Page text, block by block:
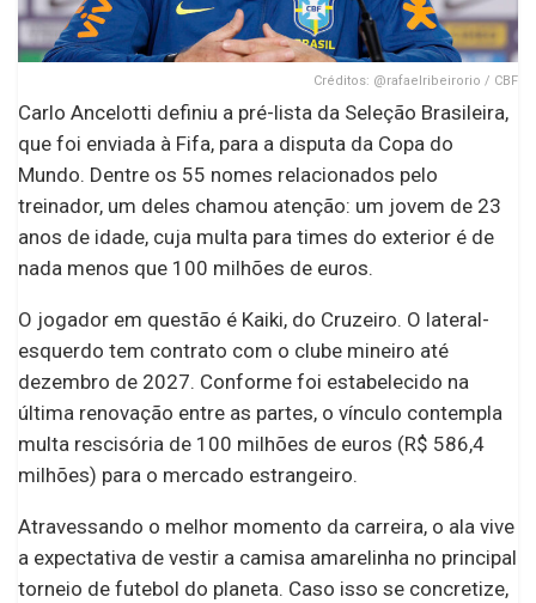
Créditos: @rafaelribeirorio / CBF
Carlo Ancelotti definiu a pré-lista da Seleção Brasileira,
que foi enviada à Fifa, para a disputa da Copa do
Mundo. Dentre os 55 nomes relacionados pelo
treinador, um deles chamou atenção: um jovem de 23
anos de idade, cuja multa para times do exterior é de
nada menos que 100 milhões de euros.
O jogador em questão é Kaiki, do Cruzeiro. O lateral-
esquerdo tem contrato com o clube mineiro até
dezembro de 2027. Conforme foi estabelecido na
última renovação entre as partes, o vínculo contempla
multa rescisória de 100 milhões de euros (R$ 586,4
milhões) para o mercado estrangeiro.
Atravessando o melhor momento da carreira, o ala vive
a expectativa de vestir a camisa amarelinha no principal
torneio de futebol do planeta. Caso isso se concretize,